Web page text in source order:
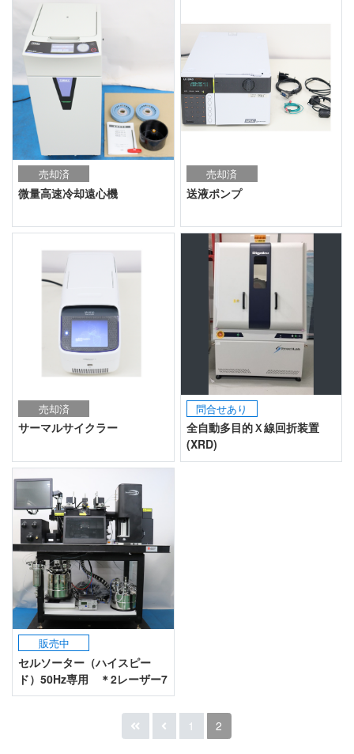
売却済
微量高速冷却遠心機
売却済
送液ポンプ
売却済
サーマルサイクラー
問合せあり
全自動多目的Ｘ線回折装置
(XRD)
販売中
セルソーター（ハイスピー
ド）50Hz専用 ＊2レーザー7
カラー仕様
1
2